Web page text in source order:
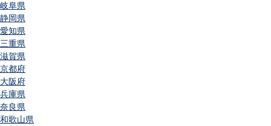
岐阜県
静岡県
愛知県
三重県
滋賀県
京都府
大阪府
兵庫県
奈良県
和歌山県